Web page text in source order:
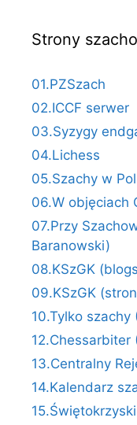
Strony
01.PZSzach
02.ICCF serwer
03.Syzygy
04.Lichess
05.Szachy w
06.W objęciach
07.Przy
Baranowski)
08.KSzGK
09.KSzGK
10.Tylko szachy
12.Chessarbiter
13.Centralny
14.Kalendarz